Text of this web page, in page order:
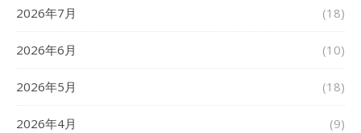
2026年7月 (18)
2026年6月 (10)
2026年5月 (18)
2026年4月 (9)